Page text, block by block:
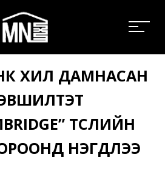
ХИЛ ДАМНАСАН
ТӨСЛИЙН
НЭГДЛЭЭ